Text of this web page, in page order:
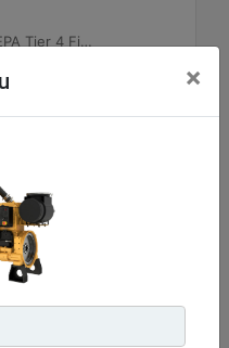
EU Stage V, U.S. EPA Tier 4 Final, Korea Stage V, Japan 2014, China NRIV
Teklif Al
×